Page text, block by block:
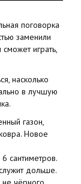
поговорка
заменили
играть,
насколько
в лучшую
газон,
Новое
сантиметров.
дольше.